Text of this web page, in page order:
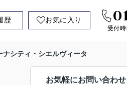
歴 お気に入り
受付
ナシティ・シエルヴィータ
お気軽にお問い合わ